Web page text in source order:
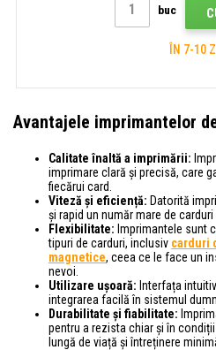
buc
ÎN 7-10
Avantajele imprimantelor
Calitate înaltă a imprimării:
imprimare clară și precisă, care
fiecărui card.
Viteză și eficiență: Datorită
și rapid un număr mare de
Flexibilitate: Imprimantele sunt
tipuri de carduri, inclusiv carduri
magnetice, ceea ce le face un
nevoi.
Utilizare ușoară: Interfața
integrarea facilă în sistemul
Durabilitate și fiabilitate:
pentru a rezista chiar și în
lungă de viață și întreținere